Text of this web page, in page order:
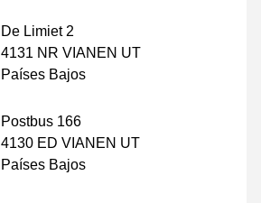
De Limiet 2
4131 NR VIANEN UT
Países Bajos
Postbus 166
4130 ED VIANEN UT
Países Bajos